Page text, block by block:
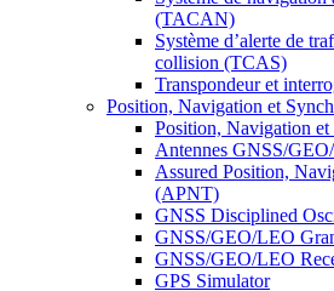
(TACAN)
Système d’alerte de
collision (TCAS)
Transpondeur et
Position, Navigation et
Position, Navigation et
Antennes GNSS/
Assured Position,
(APNT)
GNSS Disciplined
GNSS/GEO/LEO
GNSS/GEO/LEO
GPS Simulator